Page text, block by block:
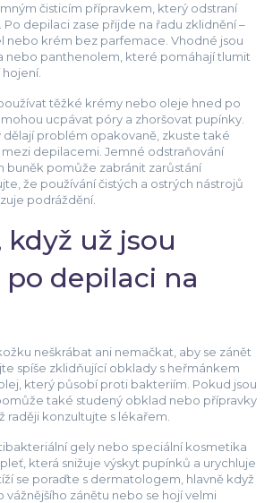
čisticím přípravkem, který odstraní
depilaci zase přijde na řadu zklidnění –
nebo krém bez parfemace. Vhodné jsou
nebo panthenolem, které pomáhají tlumit
těžké krémy nebo oleje hned po
ucpávat póry a zhoršovat pupínky.
dělají problém opakovaně, zkuste také
depilacemi. Jemné odstraňování
buněk pomůže zabránit zarůstání
že používání čistých a ostrých nástrojů
podráždění.
když už jsou
depilaci na
neškrábat ani nemačkat, aby se zánět
spíše zklidňující obklady s heřmánkem
který působí proti bakteriím. Pokud jsou
také studený obklad nebo přípravky
raději konzultujte s lékařem.
gely nebo speciální kosmetika
která snižuje výskyt pupínků a urychluje
se poraďte s dermatologem, hlavně když
vážnějšího zánětu nebo se hojí velmi